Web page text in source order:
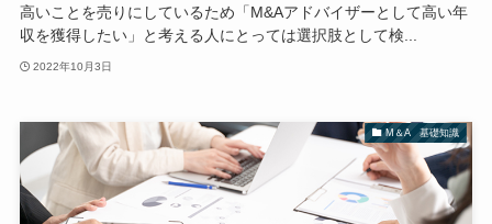
高いことを売りにしているため「M&Aアドバイザーとして高い年
収を獲得したい」と考える人にとっては選択肢として検...
2022年10月3日
M＆A 基礎知識